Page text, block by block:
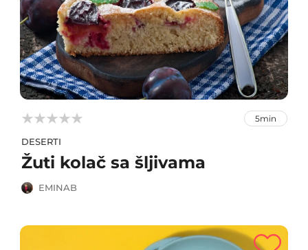


 5min
DESERTI
Žuti kolač sa šljivama
EMINAB